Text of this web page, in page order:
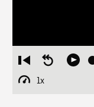
Restart
from
beginning
Seek
Play
1x
Playback